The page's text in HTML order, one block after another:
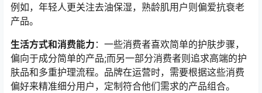
例如，年轻人更关注去油保湿，熟龄肌用户则偏爱抗衰老
产品。
生活方式和消费能力 ：一些消费者喜欢简单的护肤步骤，
偏向于成分简单的产品;而另一部分消费者则追求高端的护
肤品和多重护理流程。品牌在运营时，需要根据这些消费
偏好来精准细分用户，定制符合他们需求的产品组合。